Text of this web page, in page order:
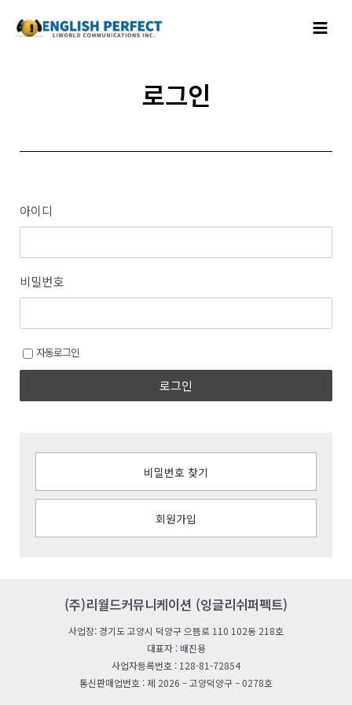
건너뛰기
Menu
로그인
아이디
비밀번호
자동로그인
로그인
비밀번호 찾기
회원가입
(주)리월드커뮤니케이션 (잉글리쉬퍼펙트)
사업장: 경기도 고양시 덕양구 으뜸로 110 102동 218호
대표자 : 배진용
사업자등록번호 : 128-81-72854
통신판매업번호 : 제 2026 – 고양덕양구 – 0278호